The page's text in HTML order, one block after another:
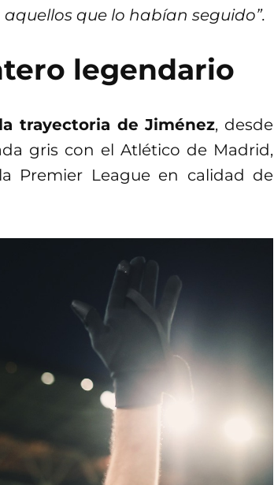
que lo habían seguido”.
legendario
trayectoria de Jiménez, desde
gris con el Atlético de Madrid,
Premier League en calidad de